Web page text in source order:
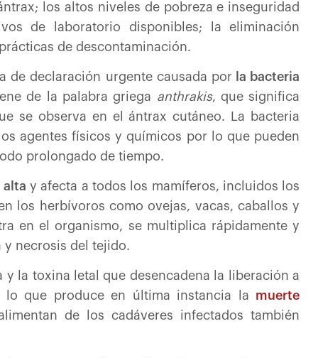
los altos niveles de pobreza e inseguridad
de laboratorio disponibles; la eliminación
de descontaminación.
de declaración urgente causada por la bacteria
de la palabra griega anthrakis, que significa
se observa en el ántrax cutáneo. La bacteria
agentes físicos y químicos por lo que pueden
prolongado de tiempo.
alta y afecta a todos los mamíferos, incluidos los
los herbívoros como ovejas, vacas, caballos y
en el organismo, se multiplica rápidamente y
y necrosis del tejido.
la toxina letal que desencadena la liberación a
lo que produce en última instancia la muerte
de los cadáveres infectados también